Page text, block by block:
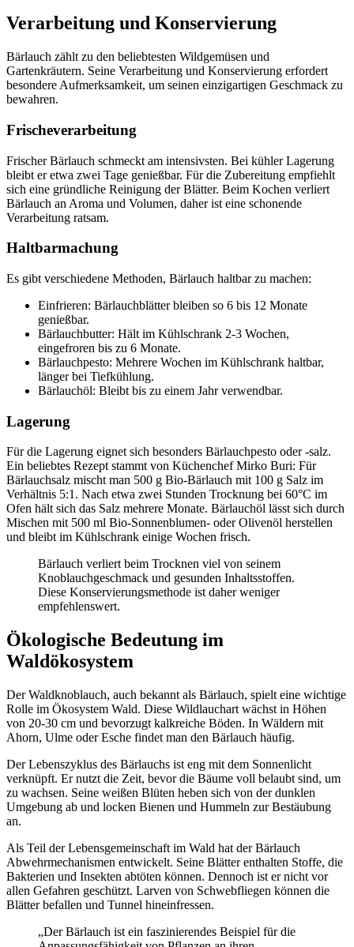
Verarbeitung und Konservierung
Bärlauch zählt zu den beliebtesten Wildgemüsen und
Gartenkräutern. Seine Verarbeitung und Konservierung erfordert
besondere Aufmerksamkeit, um seinen einzigartigen Geschmack zu
bewahren.
Frischeverarbeitung
Frischer Bärlauch schmeckt am intensivsten. Bei kühler Lagerung
bleibt er etwa zwei Tage genießbar. Für die Zubereitung empfiehlt
sich eine gründliche Reinigung der Blätter. Beim Kochen verliert
Bärlauch an Aroma und Volumen, daher ist eine schonende
Verarbeitung ratsam.
Haltbarmachung
Es gibt verschiedene Methoden, Bärlauch haltbar zu machen:
Einfrieren: Bärlauchblätter bleiben so 6 bis 12 Monate
genießbar.
Bärlauchbutter: Hält im Kühlschrank 2-3 Wochen,
eingefroren bis zu 6 Monate.
Bärlauchpesto: Mehrere Wochen im Kühlschrank haltbar,
länger bei Tiefkühlung.
Bärlauchöl: Bleibt bis zu einem Jahr verwendbar.
Lagerung
Für die Lagerung eignet sich besonders Bärlauchpesto oder -salz.
Ein beliebtes Rezept stammt von Küchenchef Mirko Buri: Für
Bärlauchsalz mischt man 500 g Bio-Bärlauch mit 100 g Salz im
Verhältnis 5:1. Nach etwa zwei Stunden Trocknung bei 60°C im
Ofen hält sich das Salz mehrere Monate. Bärlauchöl lässt sich durch
Mischen mit 500 ml Bio-Sonnenblumen- oder Olivenöl herstellen
und bleibt im Kühlschrank einige Wochen frisch.
Bärlauch verliert beim Trocknen viel von seinem
Knoblauchgeschmack und gesunden Inhaltsstoffen.
Diese Konservierungsmethode ist daher weniger
empfehlenswert.
Ökologische Bedeutung im
Waldökosystem
Der Waldknoblauch, auch bekannt als Bärlauch, spielt eine wichtige
Rolle im Ökosystem Wald. Diese Wildlauchart wächst in Höhen
von 20-30 cm und bevorzugt kalkreiche Böden. In Wäldern mit
Ahorn, Ulme oder Esche findet man den Bärlauch häufig.
Der Lebenszyklus des Bärlauchs ist eng mit dem Sonnenlicht
verknüpft. Er nutzt die Zeit, bevor die Bäume voll belaubt sind, um
zu wachsen. Seine weißen Blüten heben sich von der dunklen
Umgebung ab und locken Bienen und Hummeln zur Bestäubung
an.
Als Teil der Lebensgemeinschaft im Wald hat der Bärlauch
Abwehrmechanismen entwickelt. Seine Blätter enthalten Stoffe, die
Bakterien und Insekten abtöten können. Dennoch ist er nicht vor
allen Gefahren geschützt. Larven von Schwebfliegen können die
Blätter befallen und Tunnel hineinfressen.
„Der Bärlauch ist ein faszinierendes Beispiel für die